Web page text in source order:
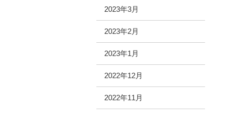
2023年3月
2023年2月
2023年1月
2022年12月
2022年11月